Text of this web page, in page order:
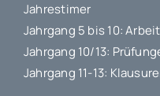
Jahrestimer
Jahrgang 5 bis 10:
Jahrgang 10/13:
Jahrgang 11-13: